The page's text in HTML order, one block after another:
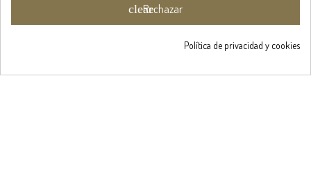
Obtén un 5%
de
clearRechazar
Política de privacidad y cookies